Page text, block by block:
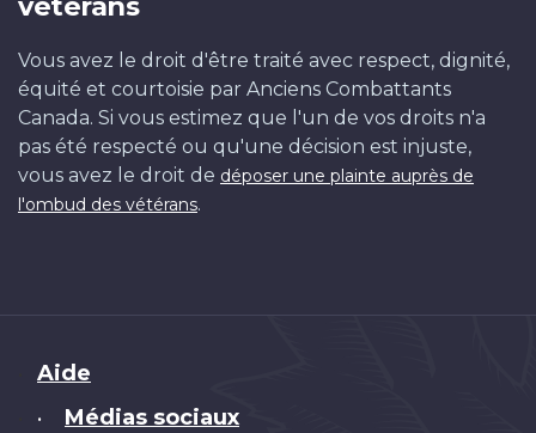
Vous avez le droit d'être traité avec respect, dignité,
équité et courtoisie par Anciens Combattants
Canada. Si vous estimez que l'un de vos droits n'a
pas été respecté ou qu'une décision est injuste,
vous avez le droit de déposer une plainte auprès de
l'ombud des vétérans.
Brand
Aide
• Médias sociaux